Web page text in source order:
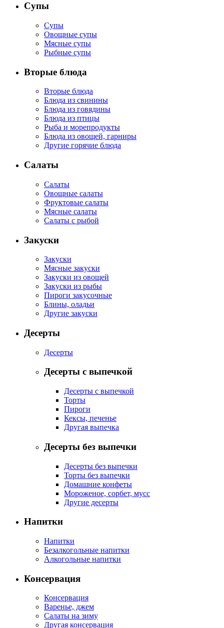
Супы
Супы
Овощные супы
Мясные супы
Рыбные супы
Вторые блюда
Вторые блюда
Блюда из свинины
Блюда из говядины
Блюда из птицы
Рыба и морепродукты
Блюда из овощей, гарниры
Другие горячие блюда
Салаты
Салаты
Овощные салаты
Фруктовые салаты
Мясные салаты
Салаты с рыбой
Закуски
Закуски
Мясные закуски
Закуски из овощей
Закуски из рыбы
Пироги закусочные
Блины, оладьи
Другие закуски
Десерты
Десерты
Десерты с выпечкой
Десерты с выпечкой
Торты
Пироги
Кексы, печенье
Другая выпечка
Десерты без выпечки
Десерты без выпечки
Торты без выпечки
Домашние конфеты
Мороженое, сорбет, мусс
Другие десерты
Напитки
Напитки
Безалкогольные напитки
Алкогольные напитки
Консервация
Консервация
Варенье, джем
Салаты на зиму
Другая консервация